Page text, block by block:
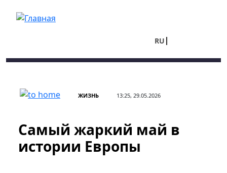
RU
ЖИЗНЬ 13:25, 29.05.2026
Самый жаркий май в
истории Европы